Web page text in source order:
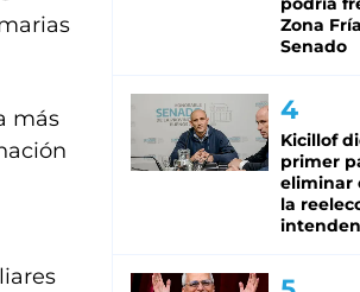
más
Zona
Senado
Kicillof
primer
eliminar
la